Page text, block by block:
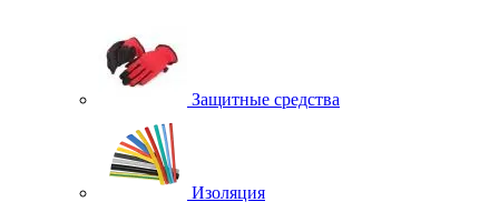
Защитные средства
Изоляция